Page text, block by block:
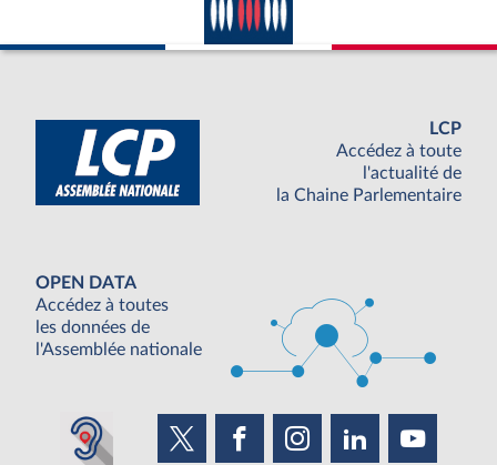
LCP
Accédez à toute
l'actualité de
la Chaine Parlementaire
OPEN DATA
Accédez à toutes
les données de
l'Assemblée nationale